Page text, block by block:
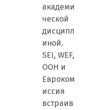
академи
ческой
дисципл
иной.
SEI, WEF,
ООН и
Евроком
иссия
встраив